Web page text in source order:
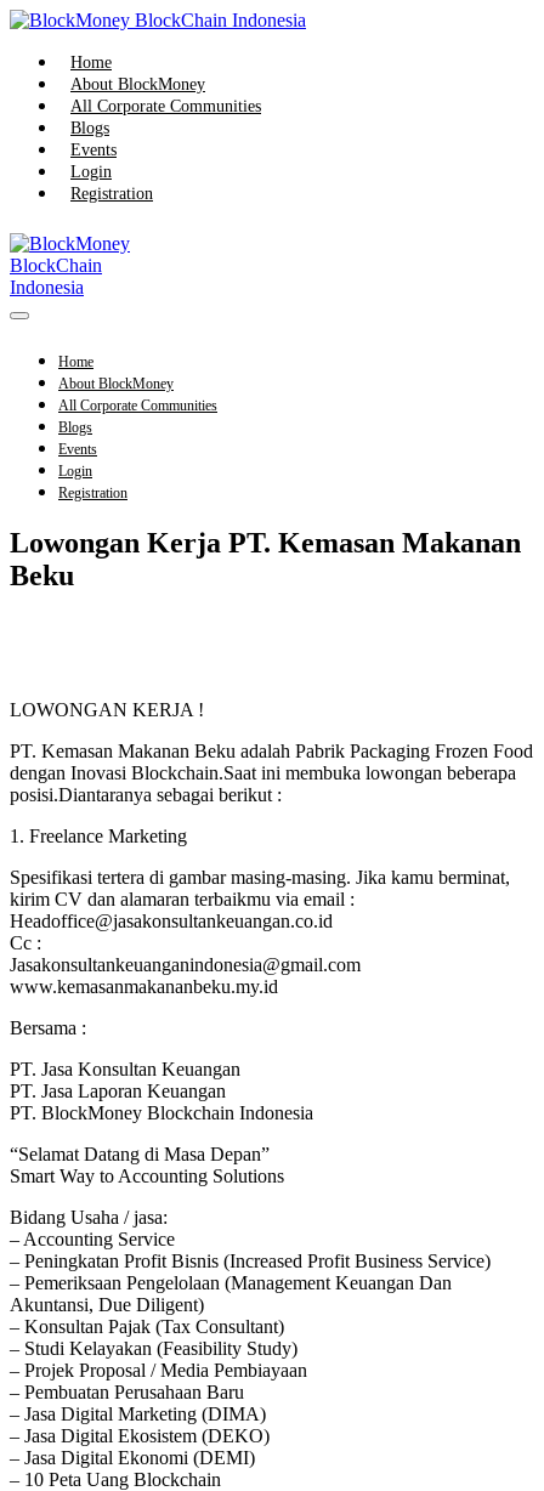
Skip
content
Home
About BlockMoney
All Corporate Communities
Blogs
Events
Login
Registration
Menu
Home
About BlockMoney
All Corporate Communities
Blogs
Events
Login
Registration
Lowongan Kerja PT. Kemasan Makanan
Beku
LOWONGAN KERJA !
PT. Kemasan Makanan Beku adalah Pabrik Packaging Frozen Food
dengan Inovasi Blockchain.Saat ini membuka lowongan beberapa
posisi.Diantaranya sebagai berikut :
1. Freelance Marketing
Spesifikasi tertera di gambar masing-masing. Jika kamu berminat,
kirim CV dan alamaran terbaikmu via email :
Headoffice@jasakonsultankeuangan.co.id
Cc :
Jasakonsultankeuanganindonesia@gmail.com
www.kemasanmakananbeku.my.id
Bersama :
PT. Jasa Konsultan Keuangan
PT. Jasa Laporan Keuangan
PT. BlockMoney Blockchain Indonesia
“Selamat Datang di Masa Depan”
Smart Way to Accounting Solutions
Bidang Usaha / jasa:
– Accounting Service
– Peningkatan Profit Bisnis (Increased Profit Business Service)
– Pemeriksaan Pengelolaan (Management Keuangan Dan
Akuntansi, Due Diligent)
– Konsultan Pajak (Tax Consultant)
– Studi Kelayakan (Feasibility Study)
– Projek Proposal / Media Pembiayaan
– Pembuatan Perusahaan Baru
– Jasa Digital Marketing (DIMA)
– Jasa Digital Ekosistem (DEKO)
– Jasa Digital Ekonomi (DEMI)
– 10 Peta Uang Blockchain